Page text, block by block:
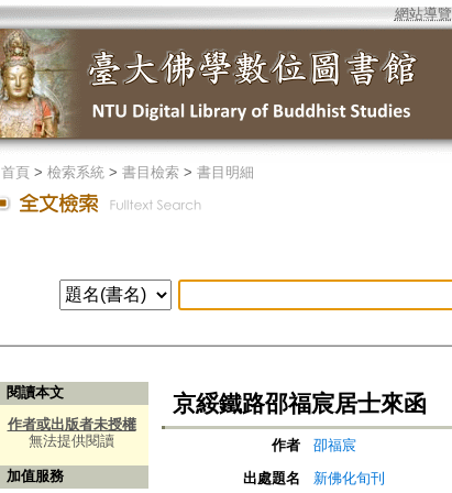
網站導覽
首頁> 檢索系統> 書目檢索> 書目明細
閱讀本文
作者或出版者未授權
無法提供閱讀
加值服務
京綏鐵路邵福宸居士來函
作者
卲福宸
出處題名
新佛化旬刊